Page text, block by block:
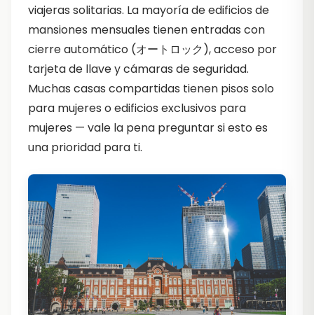
viajeras solitarias. La mayoría de edificios de
mansiones mensuales tienen entradas con
cierre automático (オートロック), acceso por
tarjeta de llave y cámaras de seguridad.
Muchas casas compartidas tienen pisos solo
para mujeres o edificios exclusivos para
mujeres — vale la pena preguntar si esto es
una prioridad para ti.